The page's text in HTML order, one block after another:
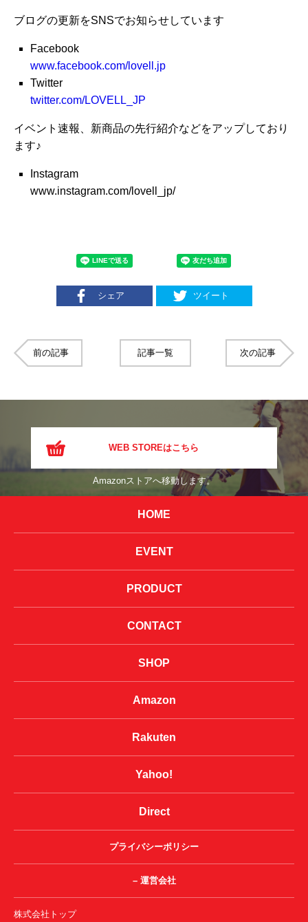
ブログの更新をSNSでお知らせしています
Facebook
www.facebook.com/lovell.jp
Twitter
twitter.com/LOVELL_JP
イベント速報、新商品の先行紹介などをアップしており
ます♪
Instagram
www.instagram.com/lovell_jp/
シェア ツイート
前の記事 記事一覧 次の記事
WEB STOREはこちら
Amazonストアへ移動します。
HOME
EVENT
PRODUCT
CONTACT
SHOP
Amazon
Rakuten
Yahoo!
Direct
プライバシーポリシー
– 運営会社
株式会社トップ